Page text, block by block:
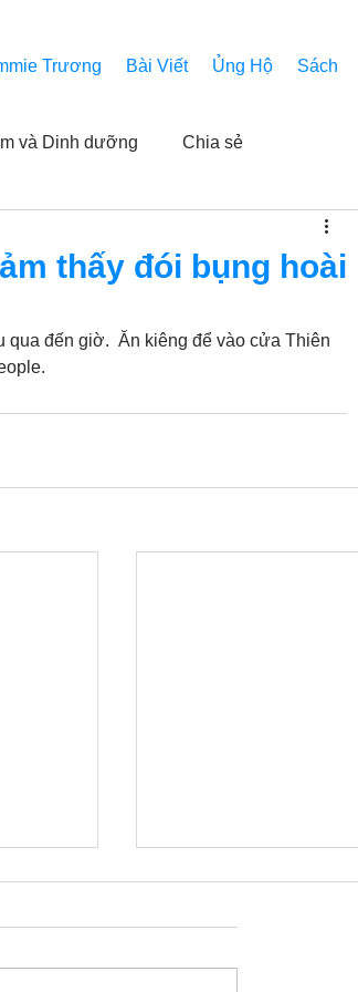
Trương Bài Viết Ủng Hộ Sách
và Dinh dưỡng Chia sẻ
Các bài pháp
thấy đói bụng hoài
đến giờ.  Ăn kiêng để vào cửa Thiên